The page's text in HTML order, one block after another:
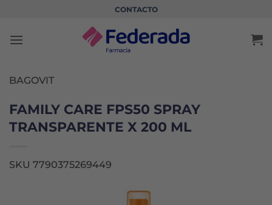
contenido
CONTACTO
BAGOVIT
FAMILY CARE FPS50 SPRAY
TRANSPARENTE X 200 ML
SKU 7790375269449